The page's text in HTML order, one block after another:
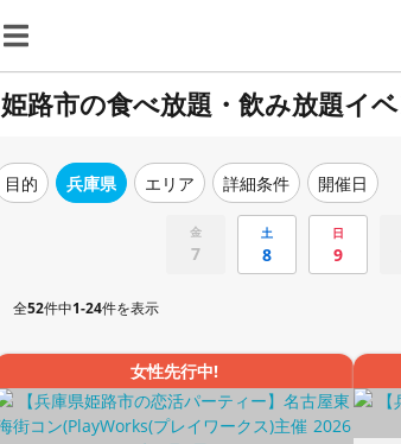
姫路市の食べ放題・飲み放題イ
目的 兵庫県 エリア 詳細条件 開催日
金
7
土
8
日
9
全52件中1-24件を表示
女性先行中!